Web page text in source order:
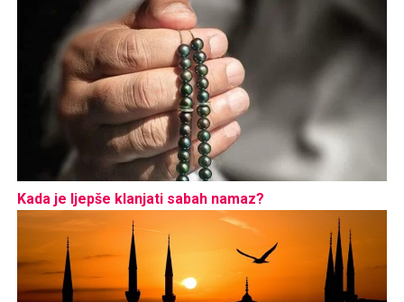
Kada je ljepše klanjati sabah namaz?